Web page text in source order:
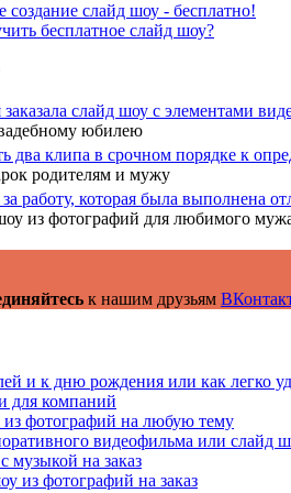
слайд шоу - бесплатно!
бесплатное слайд шоу?
слайд шоу с элементами
юбилею
два клипа в срочном порядке к
родителям и мужу
работу, которая была выполнена
из фотографий для любимого
к нашим друзьям
и к дню рождения или как легко
для компаний
из фотографий на любую тему
видеофильма или слайд
музыкой на заказ
из фотографий на заказ